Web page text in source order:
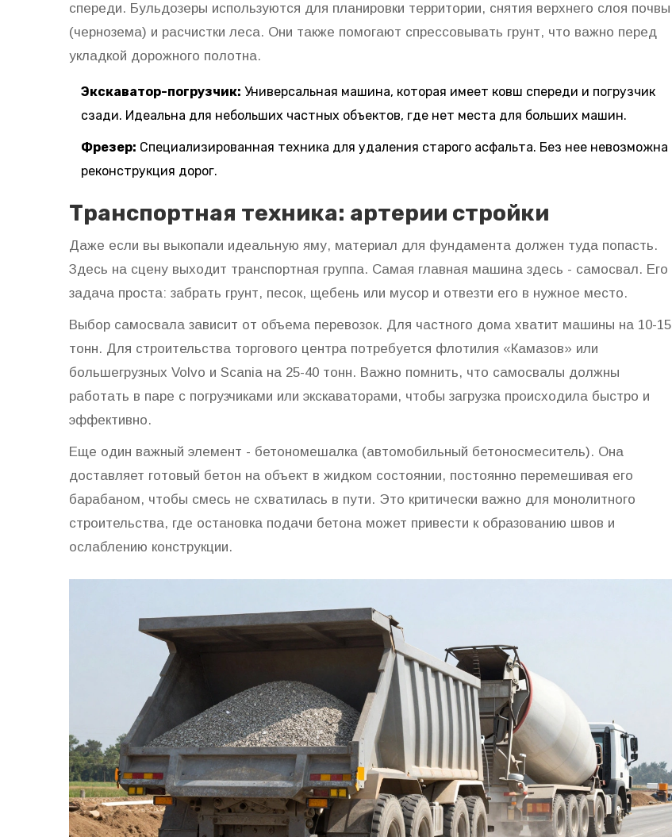
спереди. Бульдозеры используются для планировки территории, снятия верхнего слоя почвы
(чернозема) и расчистки леса. Они также помогают спрессовывать грунт, что важно перед
укладкой дорожного полотна.
Экскаватор-погрузчик: Универсальная машина, которая имеет ковш спереди и погрузчик
сзади. Идеальна для небольших частных объектов, где нет места для больших машин.
Фрезер: Специализированная техника для удаления старого асфальта. Без нее невозможна
реконструкция дорог.
Транспортная техника: артерии стройки
Даже если вы выкопали идеальную яму, материал для фундамента должен туда попасть.
Здесь на сцену выходит транспортная группа. Самая главная машина здесь - самосвал. Его
задача проста: забрать грунт, песок, щебень или мусор и отвезти его в нужное место.
Выбор самосвала зависит от объема перевозок. Для частного дома хватит машины на 10-15
тонн. Для строительства торгового центра потребуется флотилия «Камазов» или
большегрузных Volvo и Scania на 25-40 тонн. Важно помнить, что самосвалы должны
работать в паре с погрузчиками или экскаваторами, чтобы загрузка происходила быстро и
эффективно.
Еще один важный элемент - бетономешалка (автомобильный бетоносмеситель). Она
доставляет готовый бетон на объект в жидком состоянии, постоянно перемешивая его
барабаном, чтобы смесь не схватилась в пути. Это критически важно для монолитного
строительства, где остановка подачи бетона может привести к образованию швов и
ослаблению конструкции.